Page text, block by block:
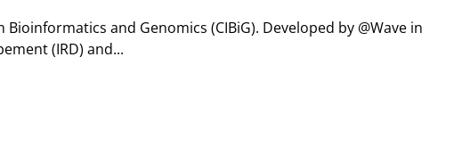
and Genomics (CIBiG). Developed by @Wave in
(IRD) and...